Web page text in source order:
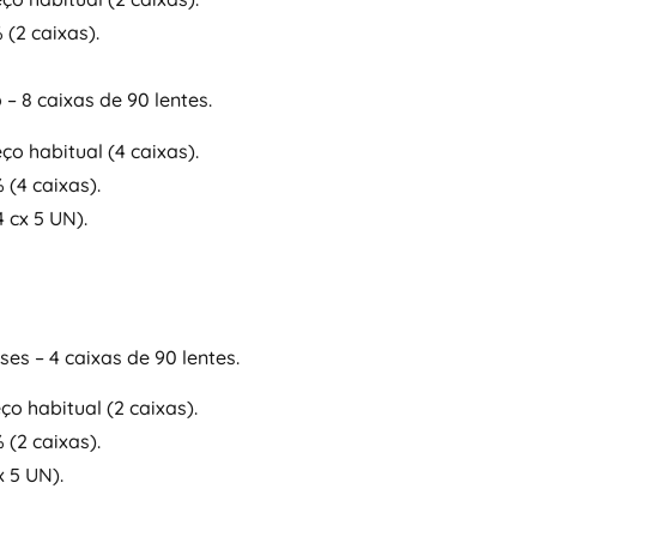
(2 caixas).
8 caixas de 90 lentes.
habitual (4 caixas).
(4 caixas).
5 UN).
– 4 caixas de 90 lentes.
habitual (2 caixas).
(2 caixas).
5 UN).